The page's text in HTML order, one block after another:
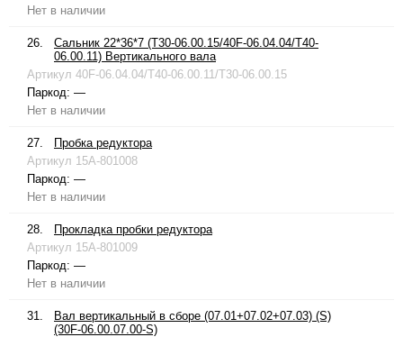
Нет в наличии
26.
Сальник 22*36*7 (T30-06.00.15/40F-06.04.04/T40-
06.00.11) Вертикального вала
Артикул 40F-06.04.04/T40-06.00.11/T30-06.00.15
Паркод: —
Нет в наличии
27.
Пробка редуктора
Артикул 15A-801008
Паркод: —
Нет в наличии
28.
Прокладка пробки редуктора
Артикул 15A-801009
Паркод: —
Нет в наличии
31.
Вал вертикальный в сборе (07.01+07.02+07.03) (S)
(30F-06.00.07.00-S)